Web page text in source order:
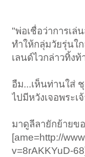
"พ่อเชื่อว่าการเล่
ทำให้กลุ่มวัยรุ่นใ
เลนด์ไวกล่าวทิ้งท้
อืม...เห็นท่านใส่
ไปมีหวังเจอพระเ
มาดูลีลายักย้ายข
[ame=http://
v=8rAKKYuD-